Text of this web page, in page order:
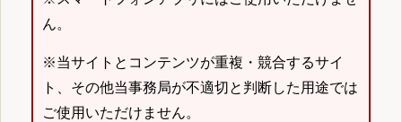
ん。
※当サイトとコンテンツが重複・競合するサイ
ト、その他当事務局が不適切と判断した用途では
ご使用いただけません。